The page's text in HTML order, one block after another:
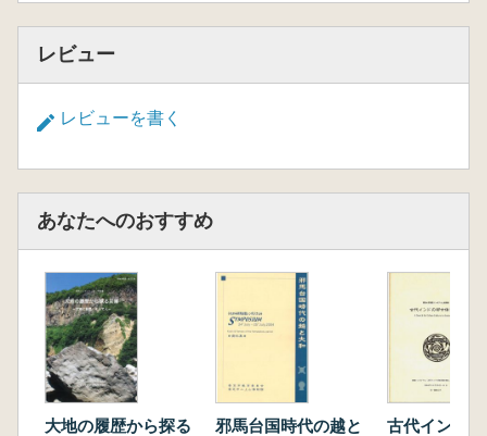
レビュー
レビューを書く
あなたへのおすすめ
大地の履歴から探る
邪馬台国時代の越と
古代インド